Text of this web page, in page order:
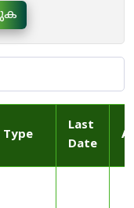
Type
Last
Date